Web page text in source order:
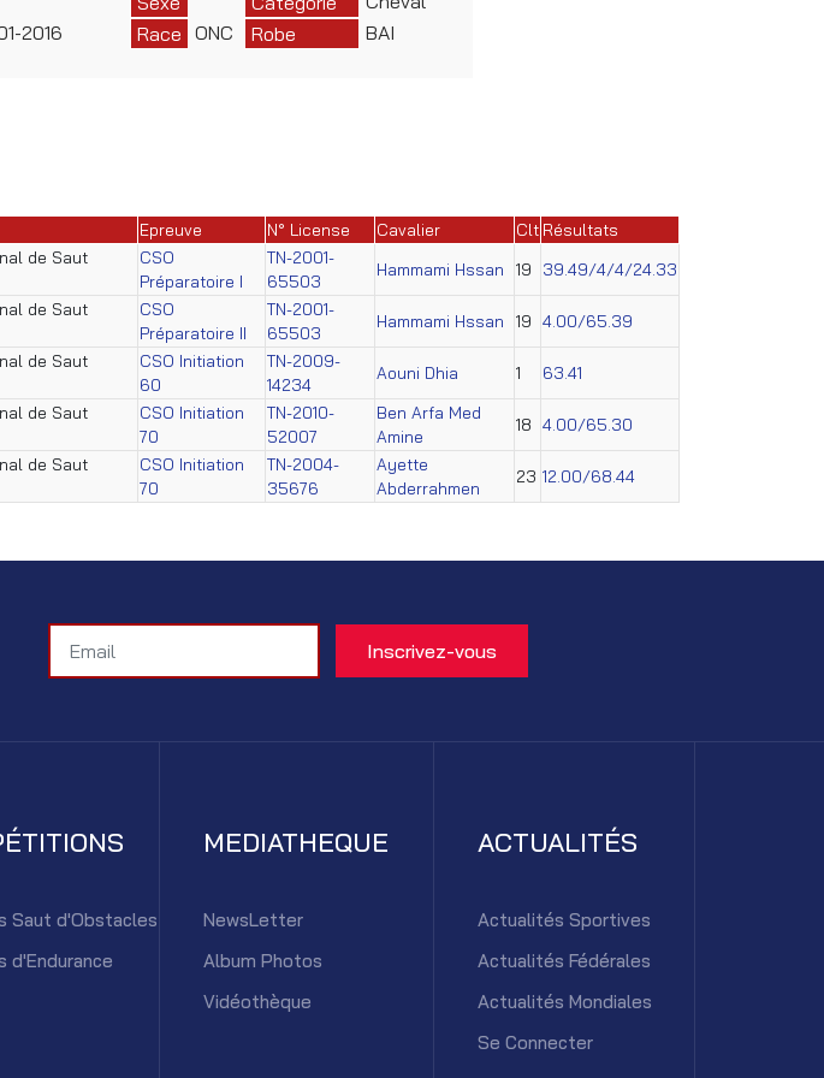
2016
Race ONC
Robe
BAI
Epreuve N° License Cavalier Clt Résultats
de Saut
CSO
Préparatoire I
TN-2001-
65503
Hammami Hssan 19 39.49/4/4/24.33
de Saut
CSO
Préparatoire II
TN-2001-
65503
Hammami Hssan 19 4.00/65.39
de Saut
CSO Initiation
60
TN-2009-
14234
Aouni Dhia 1 63.41
de Saut
CSO Initiation
70
TN-2010-
52007
Ben Arfa Med
Amine
18 4.00/65.30
de Saut
CSO Initiation
70
TN-2004-
35676
Ayette
Abderrahmen
23 12.00/68.44
Saut d'Obstacles
d'Endurance
MEDIATHEQUE
NewsLetter
Album Photos
Vidéothèque
ACTUALITÉS
Actualités Sportives
Actualités Fédérales
Actualités Mondiales
Se Connecter